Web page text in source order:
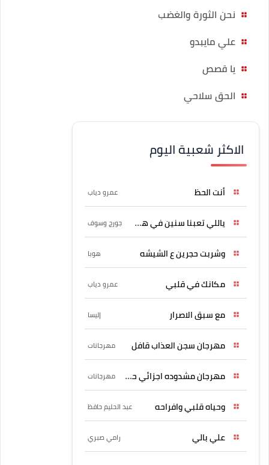
نحن الثورة والغضب
علي مايبدو
يا قصص
الحق سلاحي
الاكثر شعبية اليوم
أنت الحظ عمرو دياب
ياللي تعبنا سنين في هواه جورج وسوف
وشربت حجرين ع الشيشه هوبا
مكانك في قلبي عمرو دياب
مع سبق الاصرار إليسا
مهرجان سجن العذاب قافل مهرجانات
مهرجان مشدوده اجزائي حربونى مهرجانات
وحياه قلبي وافراحه عبد الحليم حافظ
علي بالي رامي صبري